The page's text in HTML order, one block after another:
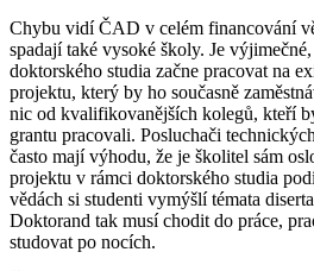
Chybu vidí ČAD v celém financování
spadají také vysoké školy. Je
doktorského studia začne pracovat na
projektu, který by ho současně
nic od kvalifikovanějších kolegů, kteří
grantu pracovali. Posluchači
často mají výhodu, že je školitel sám
projektu v rámci doktorského studia
vědách si studenti vymýšlí témata
Doktorand tak musí chodit do práce,
studovat po nocích.